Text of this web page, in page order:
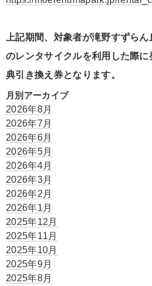
上記期間、対象者が滝野すずら
のレンタサイクルを利用した際
典引き換え券となります。
月別アーカイブ
2026年8月
2026年7月
2026年6月
2026年5月
2026年4月
2026年3月
2026年2月
2026年1月
2025年12月
2025年11月
2025年10月
2025年9月
2025年8月